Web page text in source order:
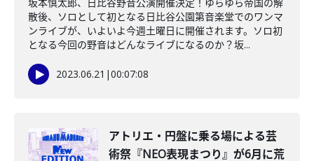
散後、ソロとして初となる日比谷公園第音楽堂でのワンマ
ンライブが、いよいよ今週土曜日に開催されます。ソロ初
となる今回の野音はどんなライブになるのか？坂...
2023.06.21 |00:07:08
アトリエ・円盤に乗る場による芸
術祭『NEO表現まつり』が6月に荒